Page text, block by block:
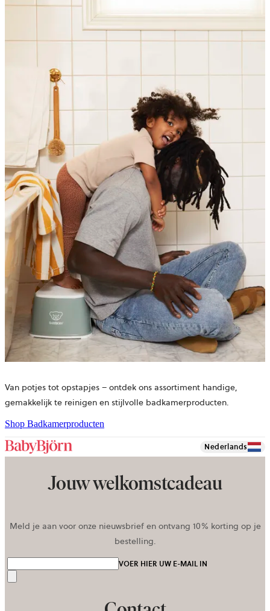
Van potjes tot opstapjes – ontdek ons assortiment handige,
gemakkelijk te reinigen en stijlvolle badkamerproducten.
Shop Badkamerproducten
Nederlands
Jouw welkomstcadeau
Meld je aan voor onze nieuwsbrief en ontvang 10% korting op je
bestelling.
VOER HIER UW E-MAIL IN